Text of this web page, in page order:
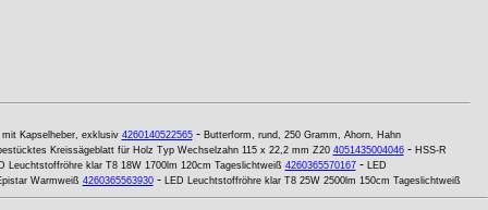
Kapselheber, exklusiv 4260140522565- Butterform, rund, 250 Gramm, Ahorn, Hahn
Kreissägeblatt für Holz Typ Wechselzahn 115 x 22,2 mm Z20 4051435004046- HSS-R
Leuchtstoffröhre klar T8 18W 1700lm 120cm Tageslichtweiß 4260365570167- LED
Warmweiß 4260365563930- LED Leuchtstoffröhre klar T8 25W 2500lm 150cm Tageslichtweiß